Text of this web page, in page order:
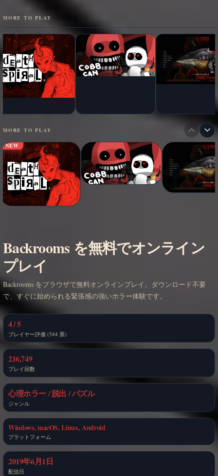
MORE TO PLAY
MORE TO PLAY
NEW
Backrooms を無料でオンライン
プレイ
Backrooms をブラウザで無料オンラインプレイ。ダウンロード不要
で、すぐに始められる緊張感の強いホラー体験です。
4 / 5
プレイヤー評価 (544 票)
216,749
プレイ回数
心理ホラー / 脱出 / パズル
ジャンル
Windows, macOS, Linux, Android
プラットフォーム
2019年6月1日
配信日